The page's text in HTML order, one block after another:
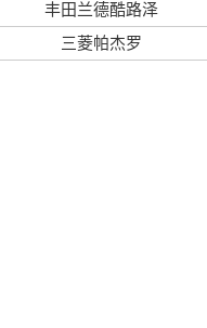
丰田兰德酷路泽
三菱帕杰罗